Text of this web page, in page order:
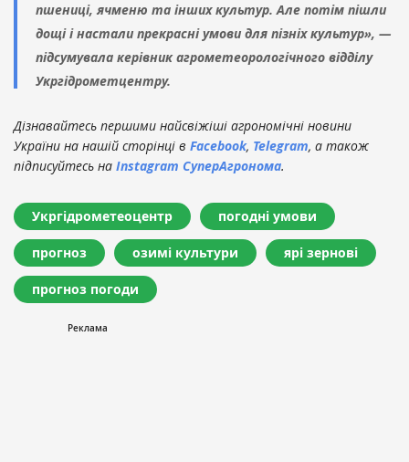
пшениці, ячменю та інших культур. Але потім пішли
дощі і настали прекрасні умови для пізніх культур», —
підсумувала керівник агрометеорологічного відділу
Укргідрометцентру.
Дізнавайтесь першими найсвіжіші агрономічні новини
України на нашій сторінці в Facebook, Telegram, а також
підписуйтесь на Instagram СуперАгронома.
Укргідрометеоцентр погодні умови
прогноз озимі культури ярі зернові
прогноз погоди